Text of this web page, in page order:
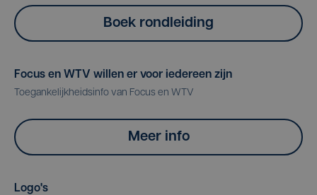
Boek rondleiding
Focus en WTV willen er voor iedereen zijn
Toegankelijkheidsinfo van Focus en WTV
Meer info
Logo's